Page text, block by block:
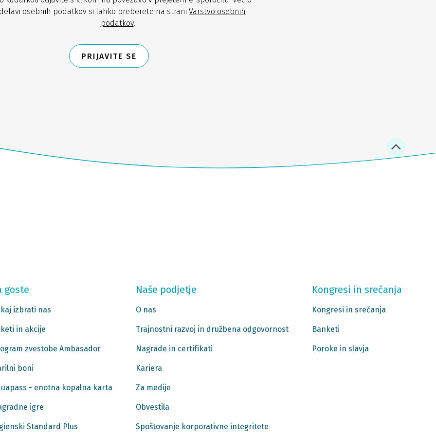
osebnih podatkov si lahko preberete na strani Varstvo osebnih
podatkov.
PRIJAVITE SE
goste
izbrati nas
in akcije
zvestobe Ambasador
boni
- enotna kopalna karta
igre
Standard Plus
Naše podjetje
O nas
Trajnostni razvoj in družbena odgovornost
Nagrade in certifikati
Kariera
Za medije
Obvestila
Spoštovanje korporativne integritete
Kongresi in srečanja
Kongresi in srečanja
Banketi
Poroke in slavja